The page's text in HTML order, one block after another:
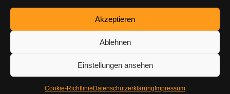
Akzeptieren
Ablehnen
Einstellungen ansehen
Cookie-Richtlinie Datenschutzerklärung Impressum